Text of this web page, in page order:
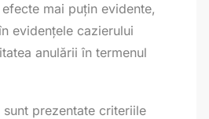
mai puțin evidente,
evidențele cazierului
anulării în termenul
prezentate criteriile